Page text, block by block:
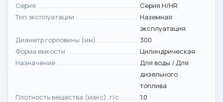
Серия
Серия H/HR
Тип эксплуатации
Наземная
эксплуатация
Диаметр горловины (мм)
300
Форма емкости
Цилиндрическая
Назначение
Для воды / Для
дизельного
топлива
Плотность вещества (макс), г/с
1.0